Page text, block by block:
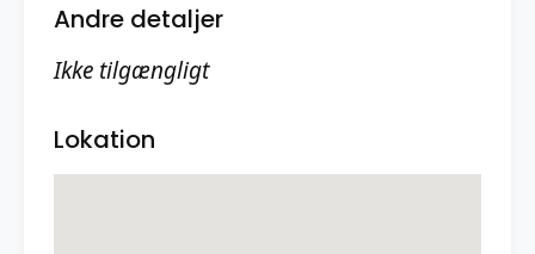
Andre detaljer
Ikke tilgængligt
Lokation